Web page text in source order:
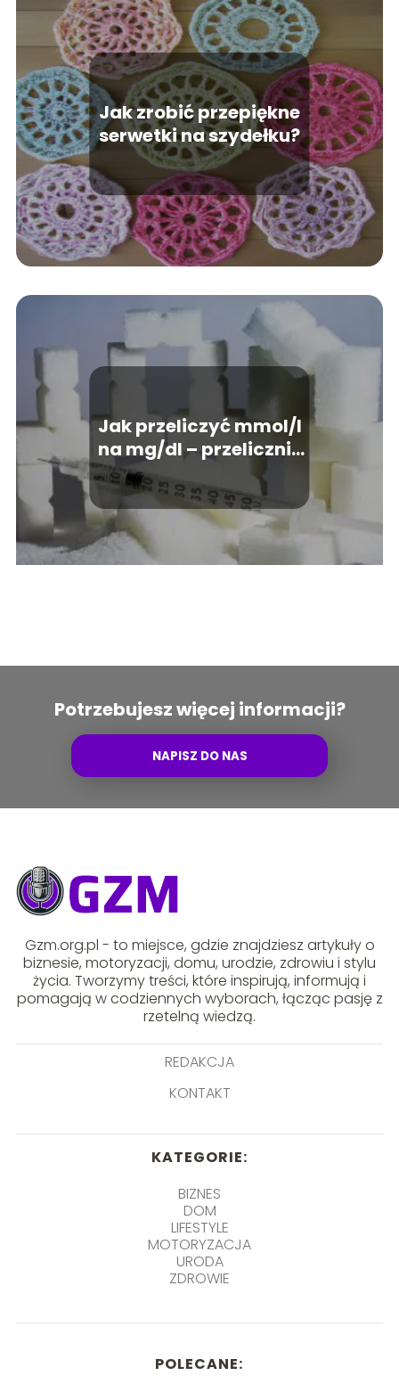
Jak zrobić przepiękne
serwetki na szydełku?
Jak przeliczyć mmol/l
na mg/dl – przelicznik
Potrzebujesz więcej informacji?
NAPISZ DO NAS
Gzm.org.pl - to miejsce, gdzie znajdziesz artykuły o
biznesie, motoryzacji, domu, urodzie, zdrowiu i stylu
życia. Tworzymy treści, które inspirują, informują i
pomagają w codziennych wyborach, łącząc pasję z
rzetelną wiedzą.
REDAKCJA
KONTAKT
KATEGORIE:
BIZNES
DOM
LIFESTYLE
MOTORYZACJA
URODA
ZDROWIE
POLECANE: